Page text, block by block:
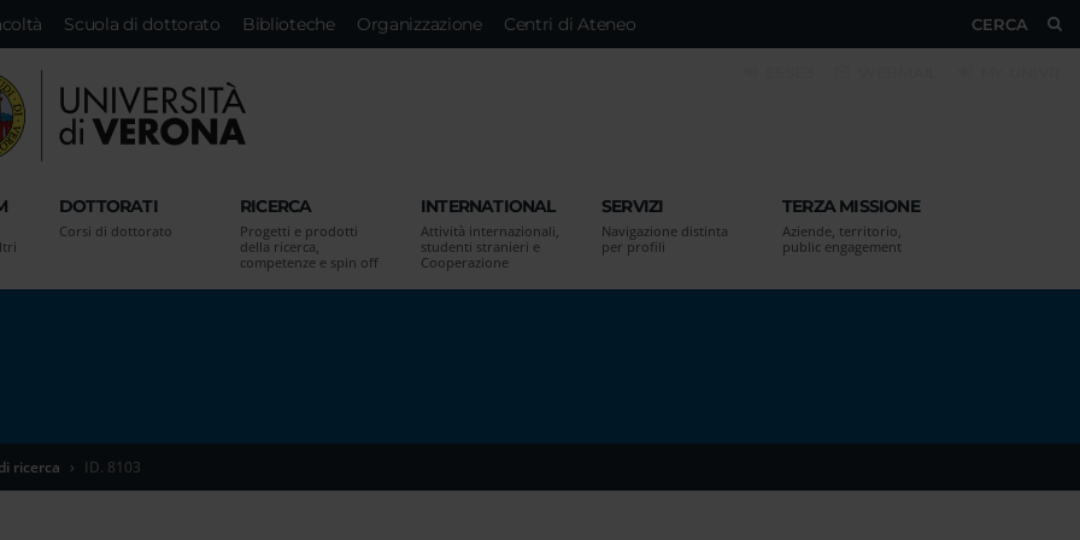
CERCA
Scuola di dottorato Biblioteche Organizzazione Centri di Ateneo
DOTTORATI
Corsi di dottorato
RICERCA
Progetti e prodotti
della ricerca,
competenze e spin off
INTERNATIONAL
Attività internazionali,
studenti stranieri e
Cooperazione
SERVIZI
Navigazione distinta
per profili
TERZA MISSIONE
Aziende, territorio,
public engagement
ricerca ID. 8103